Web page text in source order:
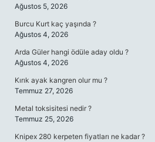
Ağustos 5, 2026
Burcu Kurt kaç yaşında ?
Ağustos 4, 2026
Arda Güler hangi ödüle aday oldu ?
Ağustos 4, 2026
Kırık ayak kangren olur mu ?
Temmuz 27, 2026
Metal toksisitesi nedir ?
Temmuz 25, 2026
Knipex 280 kerpeten fiyatları ne kadar ?